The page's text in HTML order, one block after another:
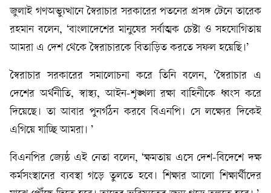
জুলাই গণঅভ্যুত্থানে স্বৈরাচার সরকারের পতনের প্রসঙ্গ টেনে তারেক
রহমান বলেন, ‘বাংলাদেশের মানুষের সর্বাত্মক চেষ্টা ও সহযোগিতায়
আমরা এ দেশ থেকে স্বৈরাচারকে বিতাড়িত করতে সফল হয়েছি।’
স্বৈরাচার সরকারের সমালোচনা করে তিনি বলেন, ‘স্বৈরাচার এ
দেশের অর্থনীতি, স্বাস্থ্য, আইন-শৃঙ্খলা রক্ষা বাহিনীকে ধ্বংস করে
দিয়েছে। তা আবার পুনর্গঠন করবে বিএনপি। সে লক্ষ্যের দিকেই
এগিয়ে যাচ্ছি আমরা। ’
বিএনপির জ্যেষ্ঠ এই নেতা বলেন, ‘ক্ষমতায় এসে দেশ-বিদেশে দক্ষ
কর্মসংস্থানের ব্যবস্থা গড়ে তুলতে হবে। শিক্ষার আলো শিক্ষার্থীদের